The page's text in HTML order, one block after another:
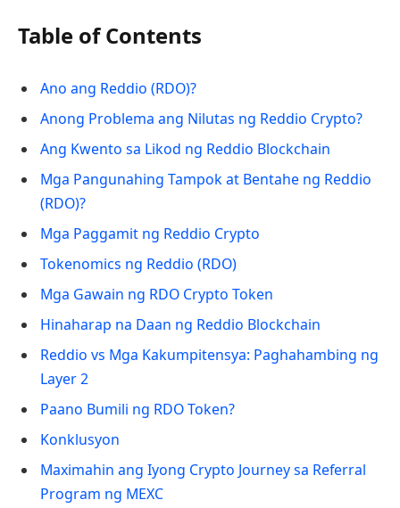
Table of Contents
Ano ang Reddio (RDO)?
Anong Problema ang Nilutas ng Reddio Crypto?
Ang Kwento sa Likod ng Reddio Blockchain
Mga Pangunahing Tampok at Bentahe ng Reddio
(RDO)?
Mga Paggamit ng Reddio Crypto
Tokenomics ng Reddio (RDO)
Mga Gawain ng RDO Crypto Token
Hinaharap na Daan ng Reddio Blockchain
Reddio vs Mga Kakumpitensya: Paghahambing ng
Layer 2
Paano Bumili ng RDO Token?
Konklusyon
Maximahin ang Iyong Crypto Journey sa Referral
Program ng MEXC